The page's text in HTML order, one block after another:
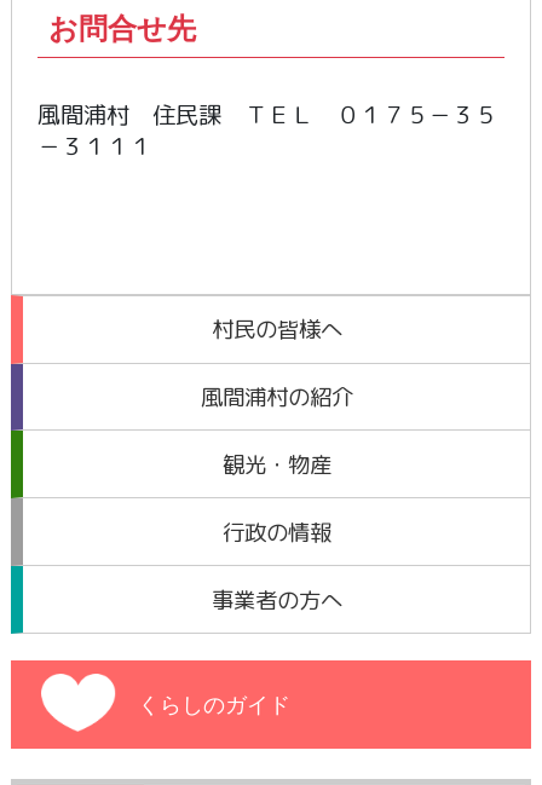
お問合せ先
風間浦村 住民課 ＴＥＬ ０１７５－３５
－３１１１
村民の皆様へ
風間浦村の紹介
観光・物産
行政の情報
事業者の方へ
くらしのガイド